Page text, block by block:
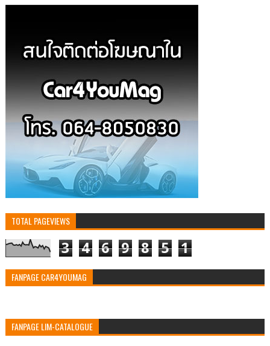
TOTAL PAGEVIEWS
3 4 6 9 8 5 1
FANPAGE CAR4YOUMAG
FANPAGE LIM-CATALOGUE